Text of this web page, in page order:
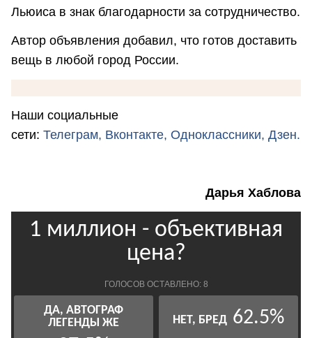
Льюиса в знак благодарности за сотрудничество.
Автор объявления добавил, что готов доставить
вещь в любой город России.
Наши социальные
сети: Телеграм, Вконтакте, Одноклассники, Дзен.
Дарья Хаблова